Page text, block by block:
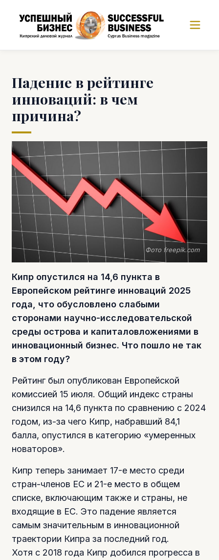
Падение в рейтинге
инноваций: в чем
причина?
Фото freepik.com
Кипр опустился на 14,6 пункта в
Европейском рейтинге инноваций 2025
года, что обусловлено слабыми
сторонами научно-исследовательской
среды острова и капиталовложениями в
инновационный бизнес. Что пошло не так
в этом году?
Рейтинг был опубликован Европейской
комиссией 15 июля. Общий индекс страны
снизился на 14,6 пункта по сравнению с 2024
годом, из-за чего Кипр, набравший 84,1
балла, опустился в категорию «умеренных
новаторов».
Кипр теперь занимает 17-е место среди
стран-членов ЕС и 21-е место в общем
списке, включающим также и страны, не
входящие в ЕС. Это падение является
самым значительным в инновационной
траектории Кипра за последний год.
Хотя с 2018 года Кипр добился прогресса в